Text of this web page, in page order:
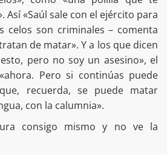
Así «Saúl sale con el ejército para
celos son criminales – comenta
de matar». Y a los que dicen
pero no soy un asesino», el
Pero si continúas puede
recuerda, se puede matar
con la calumnia».
consigo mismo y no ve la